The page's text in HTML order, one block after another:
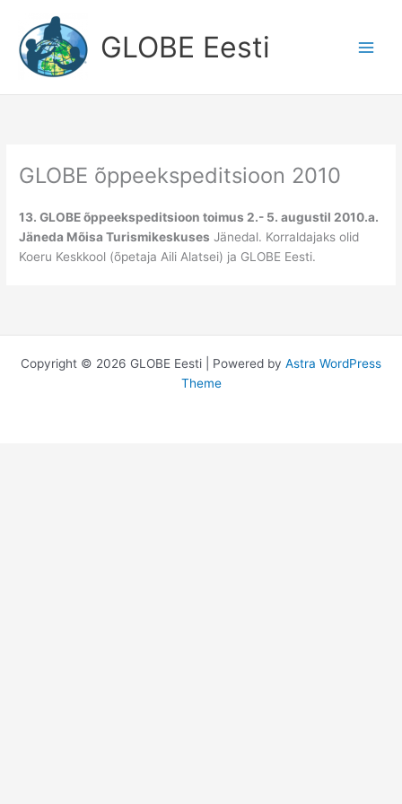
content
GLOBE Eesti
GLOBE õppeekspeditsioon 2010
13. GLOBE õppeekspeditsioon toimus 2.- 5. augustil 2010.a.
Jäneda Mõisa Turismikeskuses Jänedal. Korraldajaks olid
Koeru Keskkool (õpetaja Aili Alatsei) ja GLOBE Eesti.
Copyright © 2026 GLOBE Eesti | Powered by Astra WordPress
Theme